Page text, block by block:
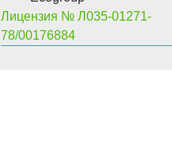
Лицензия № Л035-01271-
78/00176884